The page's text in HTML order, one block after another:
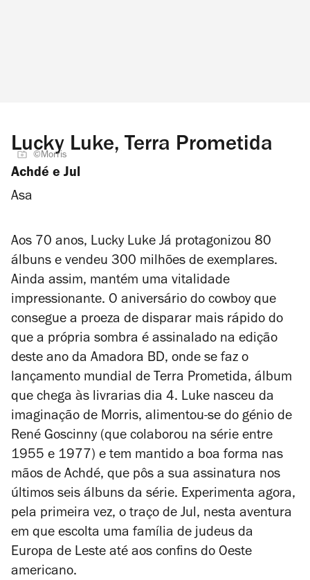
Lucky Luke, Terra Prometida
©Morris
Achdé e Jul
Asa
Aos 70 anos, Lucky Luke Já protagonizou 80
álbuns e vendeu 300 milhões de exemplares.
Ainda assim, mantém uma vitalidade
impressionante. O aniversário do cowboy que
consegue a proeza de disparar mais rápido do
que a própria sombra é assinalado na edição
deste ano da Amadora BD, onde se faz o
lançamento mundial de Terra Prometida, álbum
que chega às livrarias dia 4. Luke nasceu da
imaginação de Morris, alimentou-se do génio de
René Goscinny (que colaborou na série entre
1955 e 1977) e tem mantido a boa forma nas
mãos de Achdé, que pôs a sua assinatura nos
últimos seis álbuns da série. Experimenta agora,
pela primeira vez, o traço de Jul, nesta aventura
em que escolta uma família de judeus da
Europa de Leste até aos confins do Oeste
americano.